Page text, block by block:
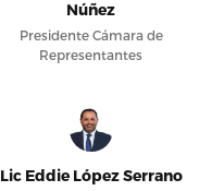
Núñez
Presidente Cámara de
Representantes
Lic Eddie López Serrano